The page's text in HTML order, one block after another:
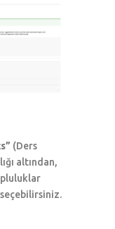
(Ders
altından,